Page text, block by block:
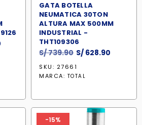
GATA BOTELLA
NEUMATICA 30TON
ALTURA MAX 500MM
INDUSTRIAL -
THT109306
S/739.90 El
original
S/ 628.90
SKU: 27661
MARCA: TOTAL
-15%